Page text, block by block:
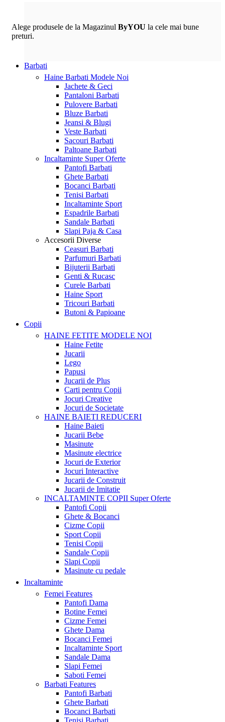
Alege produsele de la Magazinul ByYOU la cele mai bune
preturi.
Barbati
Haine Barbati Modele Noi
Jachete & Geci
Pantaloni Barbati
Pulovere Barbati
Bluze Barbati
Jeansi & Blugi
Veste Barbati
Sacouri Barbati
Paltoane Barbati
Incaltaminte Super Oferte
Pantofi Barbati
Ghete Barbati
Bocanci Barbati
Tenisi Barbati
Incaltaminte Sport
Espadrile Barbati
Sandale Barbati
Slapi Paja & Casa
Accesorii Diverse
Ceasuri Barbati
Parfumuri Barbati
Bijuterii Barbati
Genti & Rucasc
Curele Barbati
Haine Sport
Tricouri Barbati
Butoni & Papioane
Copii
HAINE FETITE MODELE NOI
Haine Fetite
Jucarii
Lego
Papusi
Jucarii de Plus
Carti pentru Copii
Jocuri Creative
Jocuri de Societate
HAINE BAIETI REDUCERI
Haine Baieti
Jucarii Bebe
Masinute
Masinute electrice
Jocuri de Exterior
Jocuri Interactive
Jucarii de Construit
Jucarii de Imitatie
INCALTAMINTE COPII Super Oferte
Pantofi Copii
Ghete & Bocanci
Cizme Copii
Sport Copii
Tenisi Copii
Sandale Copii
Slapi Copii
Masinute cu pedale
Incaltaminte
Femei Features
Pantofi Dama
Botine Femei
Cizme Femei
Ghete Dama
Bocanci Femei
Incaltaminte Sport
Sandale Dama
Slapi Femei
Saboti Femei
Barbati Features
Pantofi Barbati
Ghete Barbati
Bocanci Barbati
Tenisi Barbati